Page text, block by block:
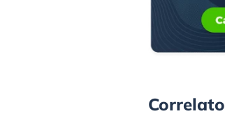
Correlato